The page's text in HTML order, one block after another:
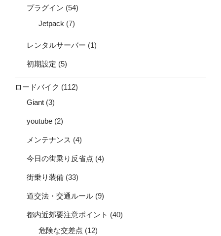
プラグイン (54)
Jetpack (7)
レンタルサーバー (1)
初期設定 (5)
ロードバイク (112)
Giant (3)
youtube (2)
メンテナンス (4)
今日の街乗り反省点 (4)
街乗り装備 (33)
道交法・交通ルール (9)
都内近郊要注意ポイント (40)
危険な交差点 (12)